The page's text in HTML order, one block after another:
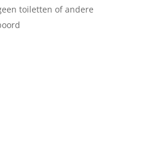
toiletten of andere